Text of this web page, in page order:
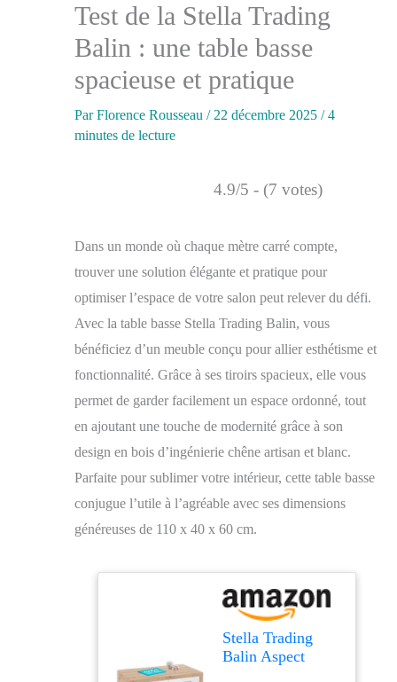
Test de la Stella Trading
Balin : une table basse
spacieuse et pratique
ParFlorence Rousseau / 22 décembre 2025 /4
minutes de lecture
4.9/5 - (7 votes)
Dans un monde où chaque mètre carré compte,
trouver une solution élégante et pratique pour
optimiser l’espace de votre salon peut relever du défi.
Avec la table basse Stella Trading Balin, vous
bénéficiez d’un meuble conçu pour allier esthétisme et
fonctionnalité. Grâce à ses tiroirs spacieux, elle vous
permet de garder facilement un espace ordonné, tout
en ajoutant une touche de modernité grâce à son
design en bois d’ingénierie chêne artisan et blanc.
Parfaite pour sublimer votre intérieur, cette table basse
conjugue l’utile à l’agréable avec ses dimensions
généreuses de 110 x 40 x 60 cm.
Stella Trading
Balin Aspect